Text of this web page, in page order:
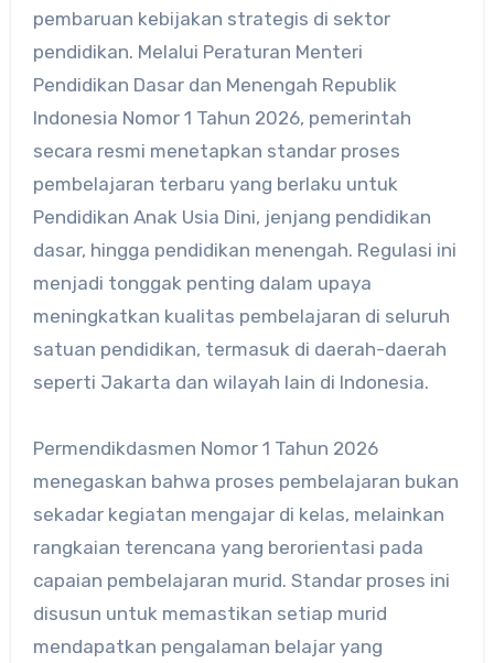
pembaruan kebijakan strategis di sektor
pendidikan. Melalui Peraturan Menteri
Pendidikan Dasar dan Menengah Republik
Indonesia Nomor 1 Tahun 2026, pemerintah
secara resmi menetapkan standar proses
pembelajaran terbaru yang berlaku untuk
Pendidikan Anak Usia Dini, jenjang pendidikan
dasar, hingga pendidikan menengah. Regulasi ini
menjadi tonggak penting dalam upaya
meningkatkan kualitas pembelajaran di seluruh
satuan pendidikan, termasuk di daerah-daerah
seperti Jakarta dan wilayah lain di Indonesia.
Permendikdasmen Nomor 1 Tahun 2026
menegaskan bahwa proses pembelajaran bukan
sekadar kegiatan mengajar di kelas, melainkan
rangkaian terencana yang berorientasi pada
capaian pembelajaran murid. Standar proses ini
disusun untuk memastikan setiap murid
mendapatkan pengalaman belajar yang